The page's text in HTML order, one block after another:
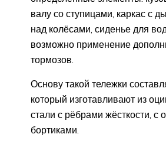
валу со ступицами, каркас с
над колёсами, сиденье для
возможно применение
тормозов.
Основу такой тележки
который изготавливают из
стали с рёбрами жёсткости, с
бортиками.